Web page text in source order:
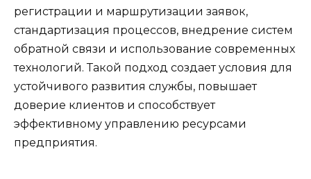
регистрации и маршрутизации заявок,
стандартизация процессов, внедрение систем
обратной связи и использование современных
технологий. Такой подход создает условия для
устойчивого развития службы, повышает
доверие клиентов и способствует
эффективному управлению ресурсами
предприятия.